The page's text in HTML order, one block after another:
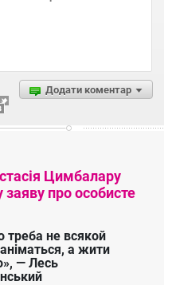
Додати коментар
Цимбалару
заяву про особисте
треба не всякой
а жити
— Лесь